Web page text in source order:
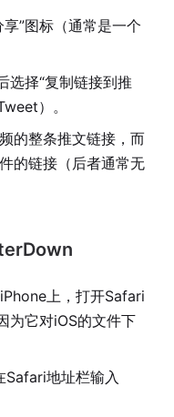
”图标（通常是一个
选择“复制链接到推
）。
的整条推文链接，而
的链接（后者通常无
上，打开Safari
为它对iOS的文件下
Safari地址栏输入